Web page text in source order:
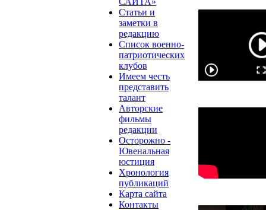
Статьи и
заметки в
редакцию
Список военно-
патриотических
клубов
Имеем честь
представить
талант
Авторские
фильмы
редакции
Осторожно -
Ювенальная
юстиция
Хронология
публикаций
Карта сайта
Контакты